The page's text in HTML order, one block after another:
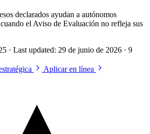
declarados ayudan a autónomos
el Aviso de Evaluación no refleja sus
· Last updated: 29 de junio de 2026 · 9
Aplicar en línea